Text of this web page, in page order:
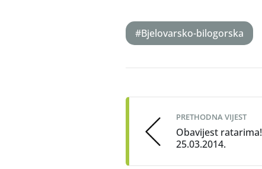
#Bjelovarsko-bilogorska
navigation
PRETHODNA VIJEST
Obavijest ratarima!
25.03.2014.